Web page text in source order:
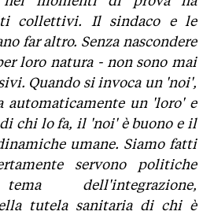
collettivi. Il sindaco e le
far altro. Senza nascondere
loro natura - non sono mai
Quando si invoca un 'noi',
automaticamente un 'loro' e
chi lo fa, il 'noi' è buono e il
umane. Siamo fatti
servono politiche
dell'integrazione,
tutela sanitaria di chi è